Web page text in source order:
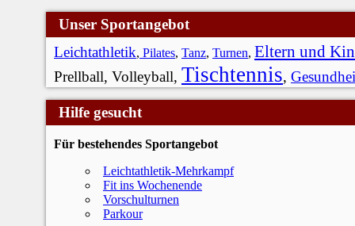
Unser Sportangebot
Leichtathletik, Pilates, Tanz, Turnen, Eltern und
Prellball, Volleyball, Tischtennis,
Hilfe gesucht
Für bestehendes Sportangebot
Leichtathletik-Mehrkampf
Fit ins Wochenende
Vorschulturnen
Parkour